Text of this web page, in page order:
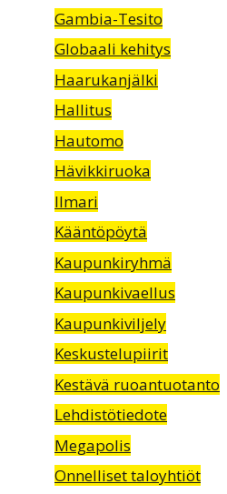
Gambia-Tesito
Globaali kehitys
Haarukanjälki
Hallitus
Hautomo
Hävikkiruoka
Ilmari
Kääntöpöytä
Kaupunkiryhmä
Kaupunkivaellus
Kaupunkiviljely
Keskustelupiirit
Kestävä ruoantuotanto
Lehdistötiedote
Megapolis
Onnelliset taloyhtiöt